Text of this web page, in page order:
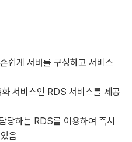
쉽게 서버를 구성하고 서비스
서비스인 RDS 서비스를 제공
당하는 RDS를 이용하여 즉시
음